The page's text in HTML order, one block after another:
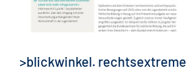
>blickwinkel. rechtsextreme